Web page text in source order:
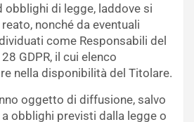
obblighi di legge, laddove si
nonché da eventuali
come Responsabili del
GDPR, il cui elenco
nella disponibilità del Titolare.
oggetto di diffusione, salvo
obblighi previsti dalla legge o